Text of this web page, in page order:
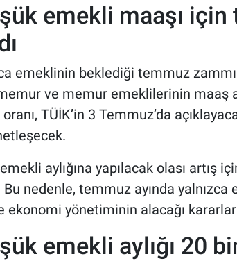
emekli maaşı
emeklinin beklediği temmuz
ve memur emeklilerinin maaş
TÜİK’in 3 Temmuz’da
aylığına yapılacak olası artış
nedenle, temmuz ayında
ekonomi yönetiminin alacağı
emekli aylığı 20